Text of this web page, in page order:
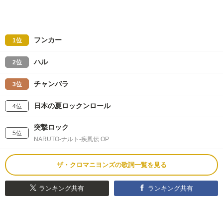
1位 フンカー
2位 ハル
3位 チャンバラ
4位 日本の夏ロックンロール
5位
突撃ロック
NARUTO-ナルト-疾風伝 OP
ザ・クロマニヨンズの歌詞一覧を見る
ランキング共有 ランキング共有